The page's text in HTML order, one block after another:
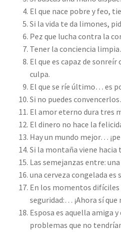
El que nace pobre y feo,
Si la vida te da limones,
Pez que lucha contra la
Tener la conciencia
El que es capaz de
culpa.
El que se ríe último… es
Si no puedes
El amor eterno dura tres
El dinero no hace la
Hay un mundo mejor…
Si la montaña viene hacia
Las semejanzas entre:
una cerveza congelada
En los momentos difíciles
seguridad:… ¡Ahora sí que
Esposa es aquella amiga
problemas que no